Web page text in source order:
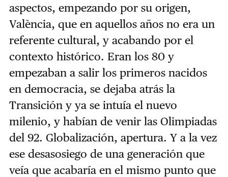
aspectos, empezando por su origen,
València, que en aquellos años no era un
referente cultural, y acabando por el
contexto histórico. Eran los 80 y
empezaban a salir los primeros nacidos
en democracia, se dejaba atrás la
Transición y ya se intuía el nuevo
milenio, y habían de venir las Olimpiadas
del 92. Globalización, apertura. Y a la vez
ese desasosiego de una generación que
veía que acabaría en el mismo punto que